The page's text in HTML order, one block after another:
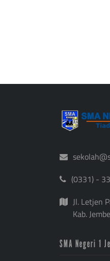
(0331) -
Jl. Letjen
Kab.
SMA Negeri 1